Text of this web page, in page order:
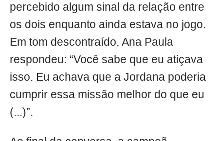
percebido algum sinal da relação entre
os dois enquanto ainda estava no jogo.
Em tom descontraído, Ana Paula
respondeu: “Você sabe que eu atiçava
isso. Eu achava que a Jordana poderia
cumprir essa missão melhor do que eu
(...)”.